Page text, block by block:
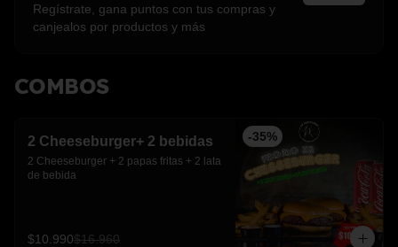
Regístrate, gana puntos con tus compras y
canjealos por productos y más
COMBOS
-35%
2 Cheeseburger+ 2 bebidas
2 Cheeseburger + 2 papas fritas + 2 lata
de bebida
$10.990$16.960